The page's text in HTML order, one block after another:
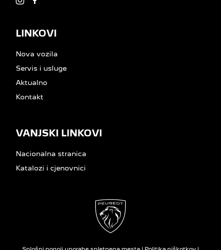
LINKOVI
Nova vozila
Servis i usluge
Aktualno
Kontakt
VANJSKI LINKOVI
Nacionalna stranica
Katalozi i cjenovnici